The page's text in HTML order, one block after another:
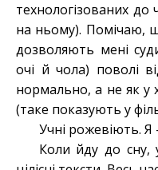
технологізованих до
на ньому). Помічаю,
дозволяють мені
очі й чола) поволі
нормально, а не як у
(таке показують у
Учні рожевіють. Я
Коли йду до сну,